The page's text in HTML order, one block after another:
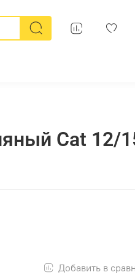
Cat 12/
Добавить в